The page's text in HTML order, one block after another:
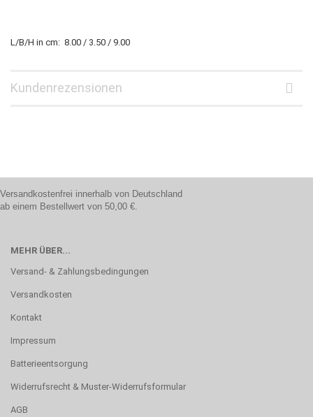
L/B/H in cm: 8.00 / 3.50 / 9.00
Kundenrezensionen
Versandkostenfrei innerhalb von Deutschland
ab einem Bestellwert von 50,00 €.
MEHR ÜBER...
Versand- & Zahlungsbedingungen
Versandkosten
Kontakt
Impressum
Batterieentsorgung
Widerrufsrecht & Muster-Widerrufsformular
AGB